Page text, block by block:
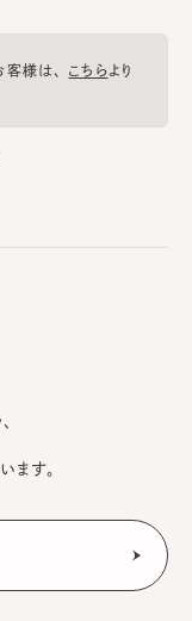
様は、 こちらより
ます。